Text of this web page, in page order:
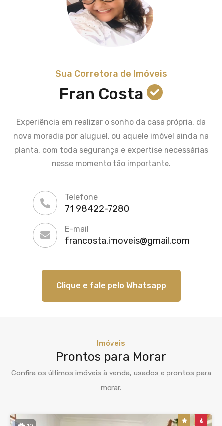
Sua Corretora de Imóveis
Fran Costa
Experiência em realizar o sonho da casa própria, da
nova moradia por aluguel, ou aquele imóvel ainda na
planta, com toda segurança e expertise necessárias
nesse momento tão importante.
Telefone
71 98422-7280
E-mail
francosta.imoveis@gmail.com
Clique e fale pelo Whatsapp
Imóveis
Prontos para Morar
Confira os últimos imóveis à venda, usados e prontos para
morar.